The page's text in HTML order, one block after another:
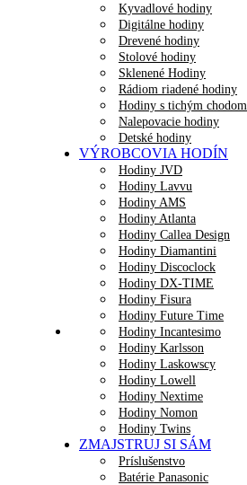
Kyvadlové hodiny
Digitálne hodiny
Drevené hodiny
Stolové hodiny
Sklenené Hodiny
Rádiom riadené hodiny
Hodiny s tichým chodom
Nalepovacie hodiny
Detské hodiny
VÝROBCOVIA HODÍN
Hodiny JVD
Hodiny Lavvu
Hodiny AMS
Hodiny Atlanta
Hodiny Callea Design
Hodiny Diamantini
Hodiny Discoclock
Hodiny DX-TIME
Hodiny Fisura
Hodiny Future Time
Hodiny Incantesimo
Hodiny Karlsson
Hodiny Laskowscy
Hodiny Lowell
Hodiny Nextime
Hodiny Nomon
Hodiny Twins
ZMAJSTRUJ SI SÁM
Príslušenstvo
Batérie Panasonic